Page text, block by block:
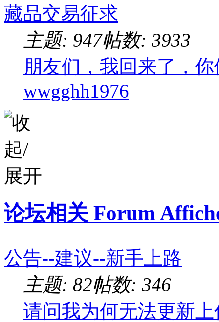
藏品交易征求
主题: 947帖数: 3933
朋友们，我回来了，
wwgghh1976
论坛相关 Forum
公告--建议--新手上路
主题: 82帖数: 346
请问我为何无法更新